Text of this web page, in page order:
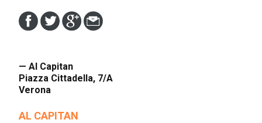
— Al Capitan
Piazza Cittadella, 7/A
Verona
AL CAPITAN